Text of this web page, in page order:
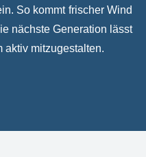
So kommt frischer Wind
nächste Generation lässt
aktiv mitzugestalten.